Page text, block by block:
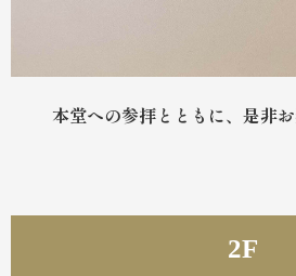
本堂への参拝とともに、是非お
2F